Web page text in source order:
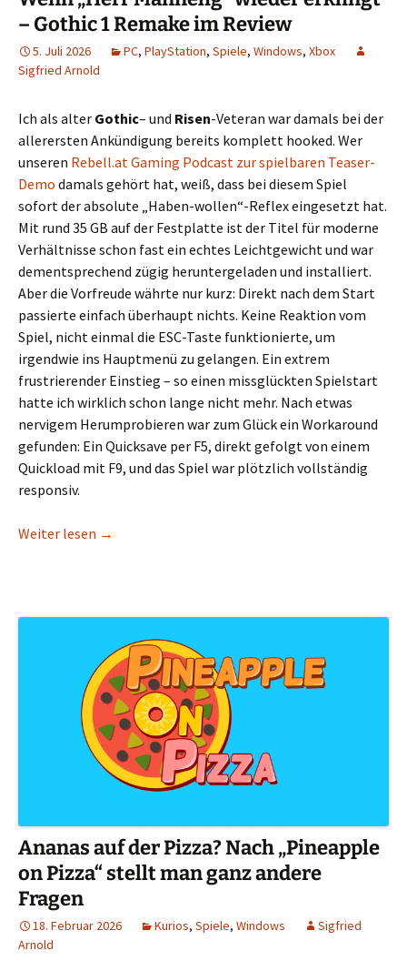
– Gothic 1 Remake im Review
5. Juli 2026 PC, PlayStation, Spiele, Windows, Xbox
Sigfried Arnold
Ich als alter Gothic– und Risen-Veteran war damals bei der
allerersten Ankündigung bereits komplett hooked. Wer
unseren Rebell.at Gaming Podcast zur spielbaren Teaser-
Demo damals gehört hat, weiß, dass bei diesem Spiel
sofort der absolute „Haben-wollen“-Reflex eingesetzt hat.
Mit rund 35 GB auf der Festplatte ist der Titel für moderne
Verhältnisse schon fast ein echtes Leichtgewicht und war
dementsprechend zügig heruntergeladen und installiert.
Aber die Vorfreude währte nur kurz: Direkt nach dem Start
passierte einfach überhaupt nichts. Keine Reaktion vom
Spiel, nicht einmal die ESC-Taste funktionierte, um
irgendwie ins Hauptmenü zu gelangen. Ein extrem
frustrierender Einstieg – so einen missglückten Spielstart
hatte ich wirklich schon lange nicht mehr. Nach etwas
nervigem Herumprobieren war zum Glück ein Workaround
gefunden: Ein Quicksave per F5, direkt gefolgt von einem
Quickload mit F9, und das Spiel war plötzlich vollständig
responsiv.
Weiter lesen Wenn „Herr Mannelig“ wieder erklingt – Gothic 1
→
Ananas auf der Pizza? Nach „Pineapple
on Pizza“ stellt man ganz andere
Fragen
18. Februar 2026 Kurios, Spiele, Windows
Sigfried
Arnold